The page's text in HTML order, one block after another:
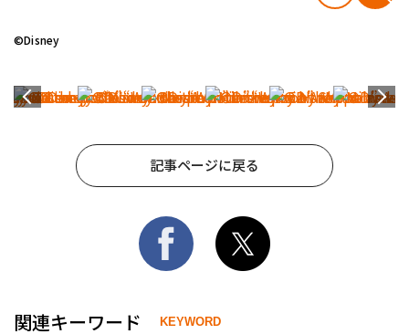
©Disney
記事ページに戻る
関連キーワード KEYWORD